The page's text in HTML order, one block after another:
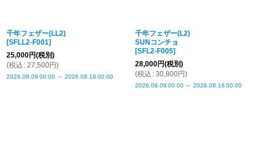
千年フェザー(LL2)
[SFLL2-F001]
25,000円(税別)
(税込 : 27,500円)
2026.08.09 00:00 ～ 2026.08.16 00:00
千年フェザー(L2)
SUNコンチョ
[SFL2-F005]
28,000円(税別)
(税込 : 30,800円)
2026.08.09 00:00 ～ 2026.08.16 00:00